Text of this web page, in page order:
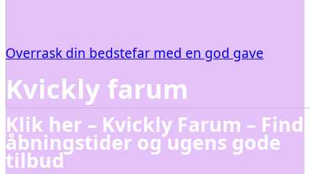
Overrask din bedstefar med en god gave
Kvickly farum
Klik her – Kvickly Farum – Find
åbningstider og ugens gode
tilbud